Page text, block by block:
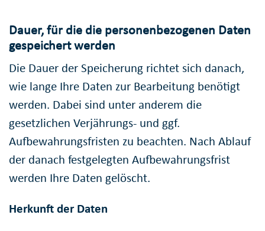
Dauer, für die die personenbezogenen Daten
gespeichert werden
Die Dauer der Speicherung richtet sich danach,
wie lange Ihre Daten zur Bearbeitung benötigt
werden. Dabei sind unter anderem die
gesetzlichen Verjährungs- und ggf.
Aufbewahrungsfristen zu beachten. Nach Ablauf
der danach festgelegten Aufbewahrungsfrist
werden Ihre Daten gelöscht.
Herkunft der Daten